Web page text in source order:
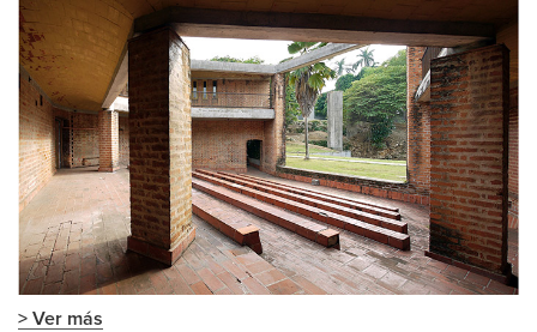
> Ver más